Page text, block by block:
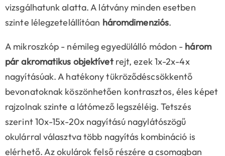
vizsgálhatunk alatta. A látvány minden esetben
szinte lélegzetelállítóan háromdimenziós.
A mikroszkóp - némileg egyedülálló módon - három
pár akromatikus objektívetrejt, ezek 1x-2x-4x
nagyításúak. A hatékony tükröződéscsökkentő
bevonatoknak köszönhetően kontrasztos, éles képet
rajzolnak szinte a látómező legszéléig. Tetszés
szerint 10x-15x-20x nagyítású nagylátószögű
okulárral választva több nagyítás kombináció is
elérhető. Az okulárok felső részére a csomagban